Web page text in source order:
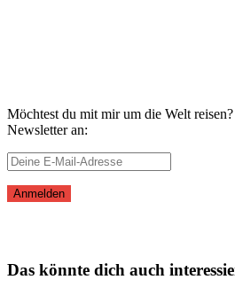
Möchtest du mit mir um die Welt
Newsletter an:
Das könnte dich auch